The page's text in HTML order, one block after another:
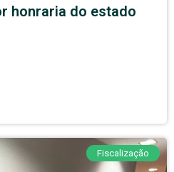
honraria do estado
Fiscalização